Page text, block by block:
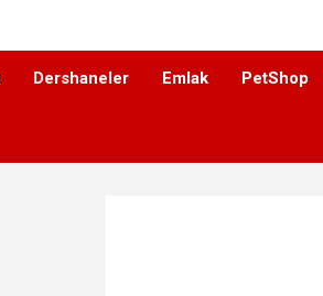
Dershaneler Emlak PetShop